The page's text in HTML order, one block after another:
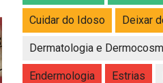
Cuidar do Idoso Deixar
Dermatologia e
Endermologia Estrias